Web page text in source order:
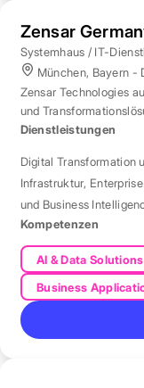
Zensar
Systemhaus / IT-
München, Bayern -
Zensar Technologies
und
Dienstleistungen
Digital Transformation
Infrastruktur,
und Business
Kompetenzen
AI & Data Solutions
Business